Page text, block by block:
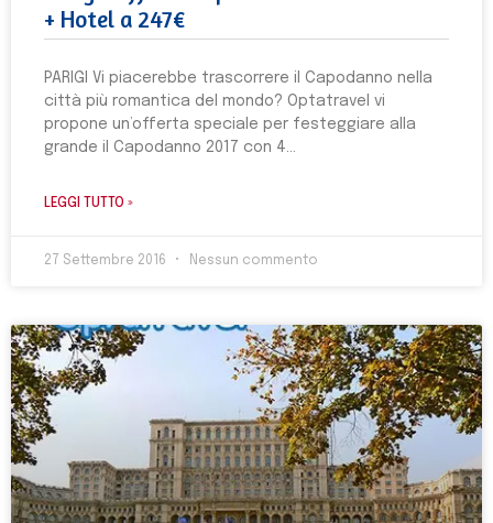
+ Hotel a 247€
PARIGI Vi piacerebbe trascorrere il Capodanno nella
città più romantica del mondo? Optatravel vi
propone un’offerta speciale per festeggiare alla
grande il Capodanno 2017 con 4
LEGGI TUTTO »
27 Settembre 2016 Nessun commento